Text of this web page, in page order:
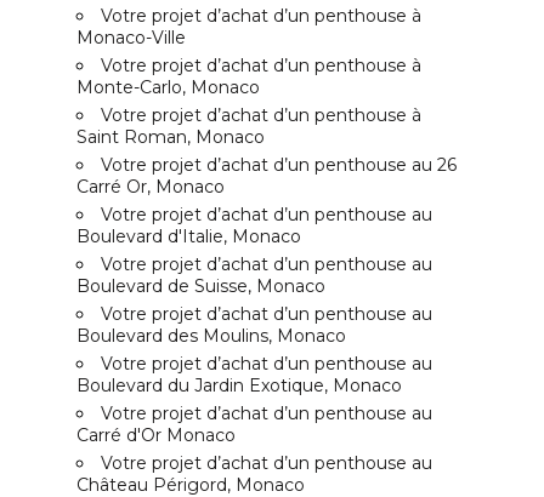
Votre projet d’achat d’un penthouse à
Monaco-Ville
Votre projet d’achat d’un penthouse à
Monte-Carlo, Monaco
Votre projet d’achat d’un penthouse à
Saint Roman, Monaco
Votre projet d’achat d’un penthouse au 26
Carré Or, Monaco
Votre projet d’achat d’un penthouse au
Boulevard d'Italie, Monaco
Votre projet d’achat d’un penthouse au
Boulevard de Suisse, Monaco
Votre projet d’achat d’un penthouse au
Boulevard des Moulins, Monaco
Votre projet d’achat d’un penthouse au
Boulevard du Jardin Exotique, Monaco
Votre projet d’achat d’un penthouse au
Carré d'Or Monaco
Votre projet d’achat d’un penthouse au
Château Périgord, Monaco